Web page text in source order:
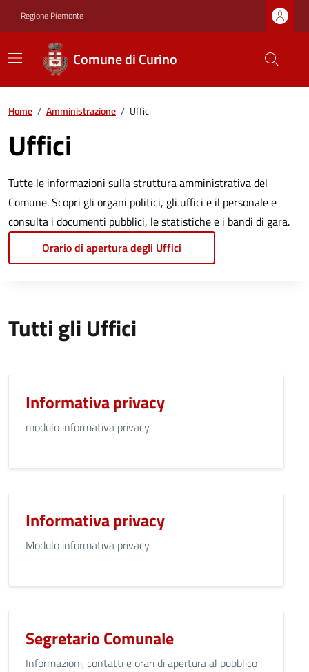
Regione Piemonte
Comune di Curino
Home / Amministrazione / Uffici
Uffici
Tutte le informazioni sulla struttura amministrativa del
Comune. Scopri gli organi politici, gli uffici e il personale e
consulta i documenti pubblici, le statistiche e i bandi di gara.
Orario di apertura degli Uffici
Tutti gli Uffici
Informativa privacy
modulo informativa privacy
Informativa privacy
Modulo informativa privacy
Segretario Comunale
Informazioni, contatti e orari di apertura al pubblico